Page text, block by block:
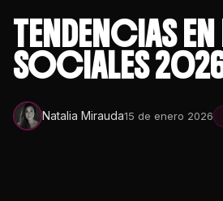
TENDENCIAS EN
SOCIALES
Natalia Mirauda15 de enero 2026